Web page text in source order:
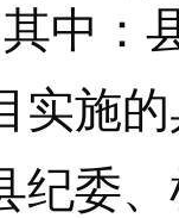
中：
施的
委、